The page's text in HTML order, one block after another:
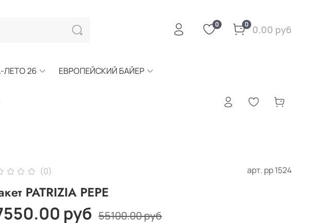
0 0 0.00 руб
ЛЕТО 26 ЕВРОПЕЙСКИЙ БАЙЕР
(0) арт. рр 1524
PATRIZIA PEPE
руб 55100.00 руб